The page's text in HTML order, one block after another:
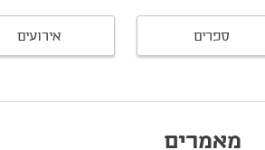
ספרים אירועים
מאמרים